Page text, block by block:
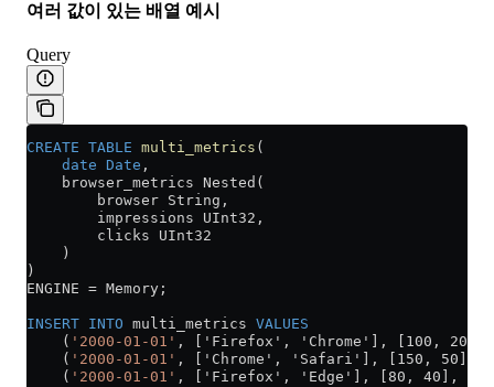
여러 값이 있는 배열 예시
Query
CREATE TABLE multi_metrics (
    date
Date ,
    browser_metrics Nested(
        browser String,
        impressions UInt32,
        clicks UInt32
    )
)
ENGINE = Memory;
INSERT INTO multi_metrics VALUES
    (
'2000-01-01' , ['Firefox', 'Chrome'], [100,
    (
'2000-01-01' , ['Chrome', 'Safari'], [150, 50],
    (
'2000-01-01' , ['Firefox', 'Edge'], [80, 40],